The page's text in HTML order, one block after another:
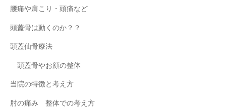
腰痛や肩こり・頭痛など
頭蓋骨は動くのか？？
頭蓋仙骨療法
頭蓋骨やお顔の整体
当院の特徴と考え方
肘の痛み 整体での考え方